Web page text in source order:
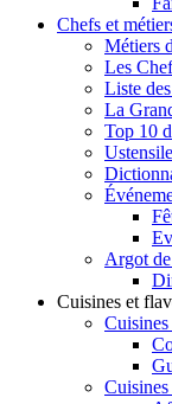
Chefs et
Métiers
Les
Liste
La
Top 10
Argot
Cuisines et